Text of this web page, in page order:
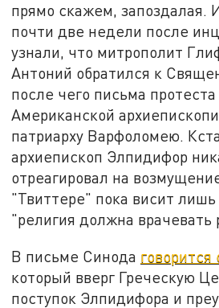
прямо скажем, запоздалая.
почти две недели после
узнали, что митрополит
Антоний обратился к
после чего письма
Американской
патриарху Варфоломею.
архиепископ Элпидифор
отреагировал на
"Твиттере" пока висит лишь
"религия должна врачевать
В письме Синода говорится
который вверг Греческую
поступок Элпидифора и